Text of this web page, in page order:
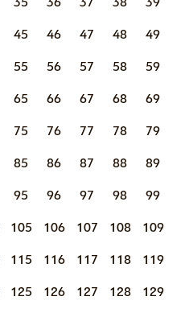
45 46 47 48 49
55 56 57 58 59
65 66 67 68 69
75 76 77 78 79
85 86 87 88 89
95 96 97 98 99
105 106 107 108 109
115 116 117 118 119
125 126 127 128 129